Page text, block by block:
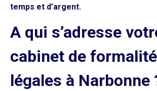
temps et d’argent.
A qui s’adresse
cabinet de
légales à Narbonne